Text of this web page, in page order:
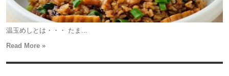
温玉めしとは・・・ たま...
Read More »